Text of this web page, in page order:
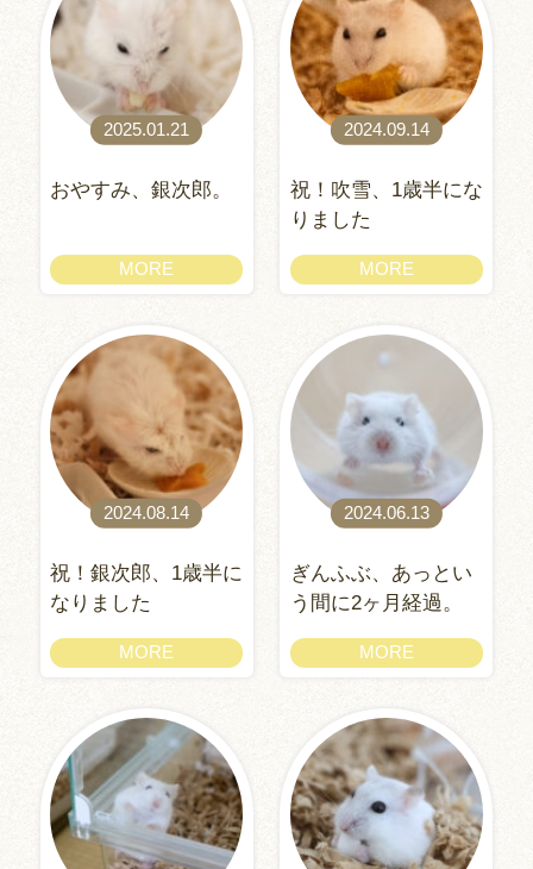
2025.01.21
おやすみ、銀次郎。
MORE
2024.09.14
祝！吹雪、1歳半にな
りました
MORE
2024.08.14
祝！銀次郎、1歳半に
なりました
MORE
2024.06.13
ぎんふぶ、あっとい
う間に2ヶ月経過。
MORE